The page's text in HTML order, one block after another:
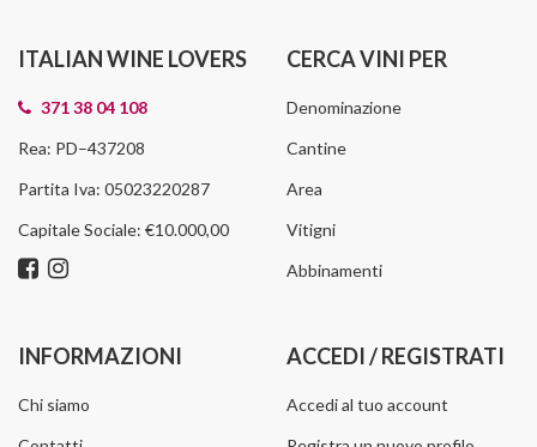
ITALIAN WINE LOVERS
371 38 04 108
Rea: PD–437208
Partita Iva: 05023220287
Capitale Sociale: €10.000,00
CERCA VINI PER
Denominazione
Cantine
Area
Vitigni
Abbinamenti
INFORMAZIONI
Chi siamo
ACCEDI / REGISTRATI
Accedi al tuo account